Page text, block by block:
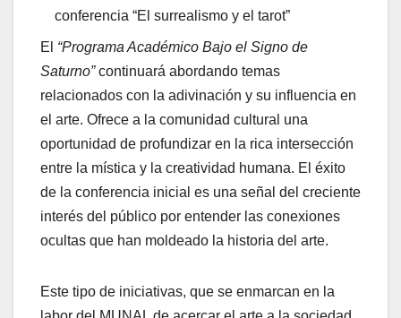
conferencia “El surrealismo y el tarot”
El “Programa Académico Bajo el Signo de
Saturno”continuará abordando temas
relacionados con la adivinación y su influencia en
el arte. Ofrece a la comunidad cultural una
oportunidad de profundizar en la rica intersección
entre la mística y la creatividad humana. El éxito
de la conferencia inicial es una señal del creciente
interés del público por entender las conexiones
ocultas que han moldeado la historia del arte.
Este tipo de iniciativas, que se enmarcan en la